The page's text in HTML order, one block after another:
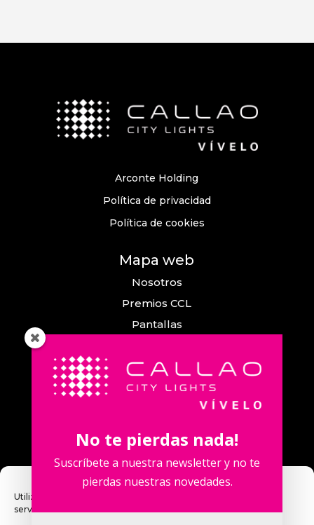
Utilizamos cookies para optimizar nuestro sitio web y nuestro
servicio.
Arconte Holding
Política de privacidad
Política de cookies
Mapa web
Nosotros
Premios CCL
Pantallas
Comunicación
Callao City Arts
Contacta con nosotros
No te pierdas nada!
Suscríbete a nuestra newsletter y no te
pierdas nuestras novedades.